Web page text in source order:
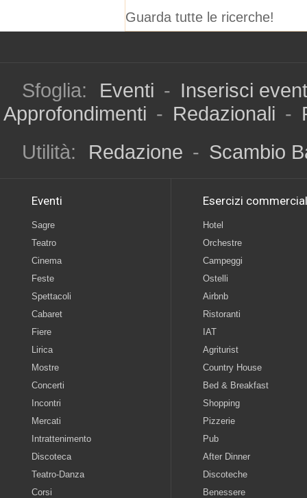
Guarda tutte le ricerche!
Sfoglia: Eventi - Inserisci
Approfondimenti - Redazionali -
Utilità:
Redazione - Scambio
Eventi
Sagre
Teatro
Cinema
Feste
Spettacoli
Cabaret
Fiere
Lirica
Mostre
Concerti
Incontri
Mercati
Intrattenimento
Discoteca
Teatro-Danza
Corsi
Esercizi
Hotel
Orchestre
Campeggi
Ostelli
Airbnb
Ristoranti
IAT
Agriturist
Country House
Bed & Breakfast
Shopping
Pizzerie
Pub
After Dinner
Discoteche
Benessere